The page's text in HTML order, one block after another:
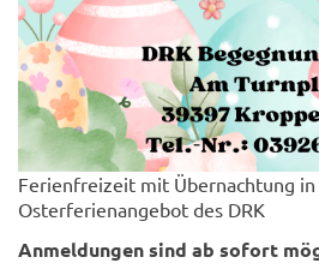
Ferienfreizeit mit Übernachtung
Osterferienangebot des DRK
Anmeldungen sind ab sofort